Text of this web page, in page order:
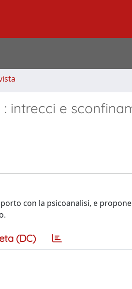
intrecci e
con la psicoanalisi, e
(DC)